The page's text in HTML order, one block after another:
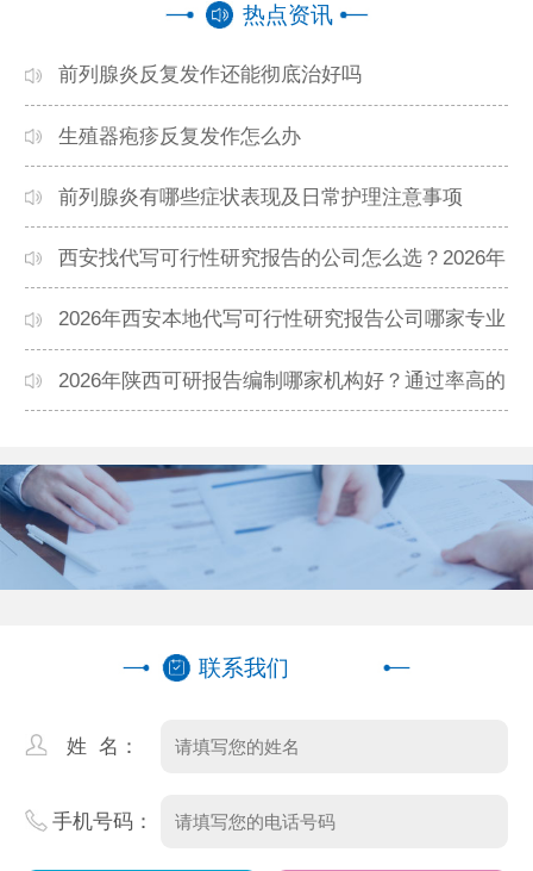
热点资讯
前列腺炎反复发作还能彻底治好吗
生殖器疱疹反复发作怎么办
前列腺炎有哪些症状表现及日常护理注意事项
西安找代写可行性研究报告的公司怎么选？2026年
本地高口碑机构排名
2026年西安本地代写可行性研究报告公司哪家专业
靠谱？正规团队推荐
2026年陕西可研报告编制哪家机构好？通过率高的
联系我们
姓 名：
手机号码：